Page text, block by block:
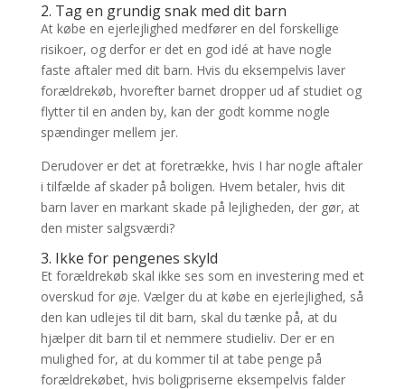
2. Tag en grundig snak med dit barn
At købe en ejerlejlighed medfører en del forskellige
risikoer, og derfor er det en god idé at have nogle
faste aftaler med dit barn. Hvis du eksempelvis laver
forældrekøb, hvorefter barnet dropper ud af studiet og
flytter til en anden by, kan der godt komme nogle
spændinger mellem jer.
Derudover er det at foretrække, hvis I har nogle aftaler
i tilfælde af skader på boligen. Hvem betaler, hvis dit
barn laver en markant skade på lejligheden, der gør, at
den mister salgsværdi?
3. Ikke for pengenes skyld
Et forældrekøb skal ikke ses som en investering med et
overskud for øje. Vælger du at købe en ejerlejlighed, så
den kan udlejes til dit barn, skal du tænke på, at du
hjælper dit barn til et nemmere studieliv. Der er en
mulighed for, at du kommer til at tabe penge på
forældrekøbet, hvis boligpriserne eksempelvis falder